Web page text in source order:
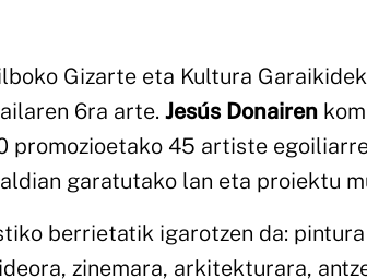
Gizarte eta Kultura
6ra arte. Jesús Donairen
promozioetako 45 artiste
garatutako lan eta proiektu
berrietatik igarotzen da:
zinemara, arkitekturara,